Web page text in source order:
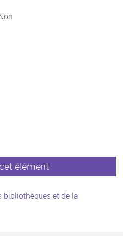
élément
bibliothèques et de la